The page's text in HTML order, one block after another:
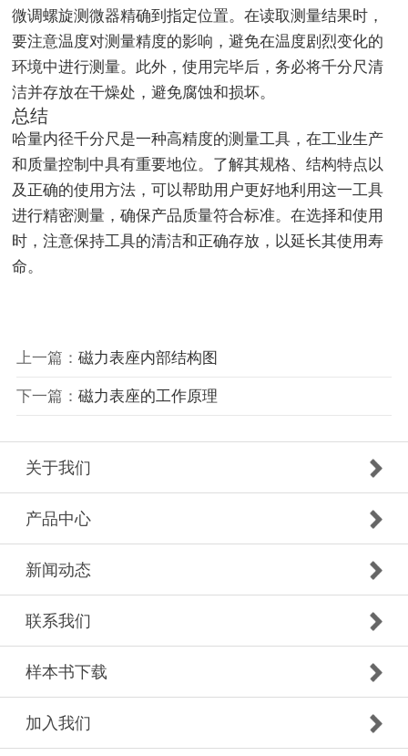
微调螺旋测微器精确到指定位置。在读取测量结果时，
要注意温度对测量精度的影响，避免在温度剧烈变化的
环境中进行测量。此外，使用完毕后，务必将千分尺清
洁并存放在干燥处，避免腐蚀和损坏。
总结
哈量内径千分尺是一种高精度的测量工具，在工业生产
和质量控制中具有重要地位。了解其规格、结构特点以
及正确的使用方法，可以帮助用户更好地利用这一工具
进行精密测量，确保产品质量符合标准。在选择和使用
时，注意保持工具的清洁和正确存放，以延长其使用寿
命。
上一篇： 磁力表座内部结构图
下一篇： 磁力表座的工作原理
关于我们
产品中心
新闻动态
联系我们
样本书下载
加入我们